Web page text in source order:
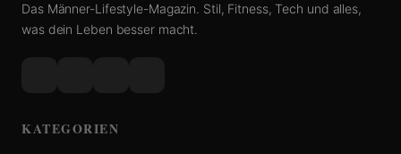
Das Männer-Lifestyle-Magazin. Stil, Fitness, Tech und alles,
was dein Leben besser macht.
KATEGORIEN